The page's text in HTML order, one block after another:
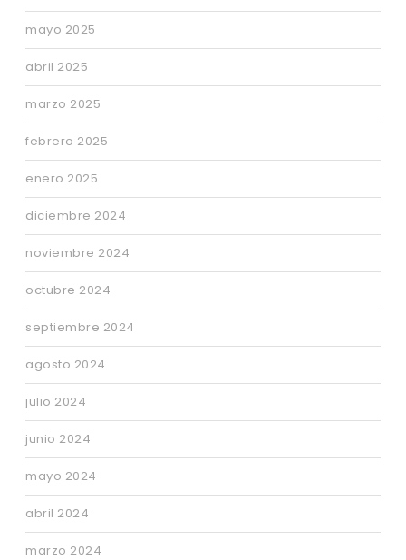
mayo 2025
abril 2025
marzo 2025
febrero 2025
enero 2025
diciembre 2024
noviembre 2024
octubre 2024
septiembre 2024
agosto 2024
julio 2024
junio 2024
mayo 2024
abril 2024
marzo 2024